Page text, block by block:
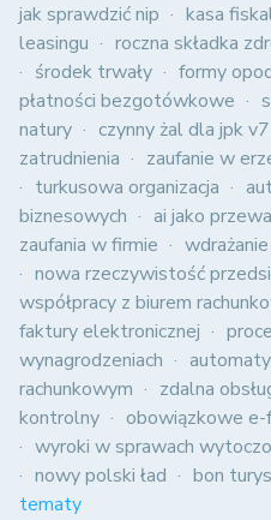
jak sprawdzić nip kasa
leasingu
roczna składka
środek trwały
formy
płatności bezgotówkowe
natury
czynny żal dla jpk v7
zatrudnienia
zaufanie w
turkusowa organizacja
biznesowych
ai jako
zaufania w firmie
nowa rzeczywistość
współpracy z biurem
faktury elektronicznej
wynagrodzeniach
rachunkowym
zdalna
kontrolny
obowiązkowe
wyroki w sprawach
nowy polski ład
bon
tematy